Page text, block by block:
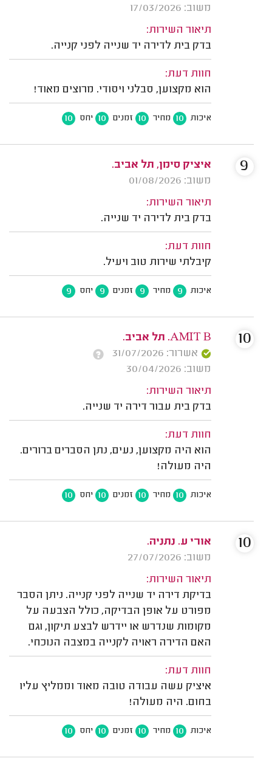
משוב: 17/03/2026
תיאור השירות:
בדק בית לדירה יד שנייה לפני קנייה.
חוות דעת:
הוא מקצוען, סבלני ויסודי. מרוצים מאוד!
איכות 10 מחיר 10 זמנים 10 יחס 10
איציק סימן, תל אביב.
משוב: 01/08/2026
תיאור השירות:
בדק בית לדירה יד שנייה.
חוות דעת:
קיבלתי שירות טוב ויעיל.
איכות 9 מחיר 9 זמנים 9 יחס 9
9
AMIT B. תל אביב.
אשרור: 31/07/2026
משוב: 30/04/2026
תיאור השירות:
בדק בית עבור דירה יד שנייה.
חוות דעת:
הוא היה מקצוען, נעים, נתן הסברים ברורים.
היה מעולה!
איכות 10 מחיר 10 זמנים 10 יחס 10
10
אורי ע. נתניה.
משוב: 27/07/2026
תיאור השירות:
בדיקת דירה יד שנייה לפני קנייה. ניתן הסבר
מפורט על אופן הבדיקה, כולל הצבעה על
מקומות שנדרש או יידרש לבצע תיקון, וגם
האם הדירה ראויה לקנייה במצבה הנוכחי.
חוות דעת:
איציק עשה עבודה טובה מאוד וממליץ עליו
בחום. היה מעולה!
איכות 10 מחיר 10 זמנים 10 יחס 10
10